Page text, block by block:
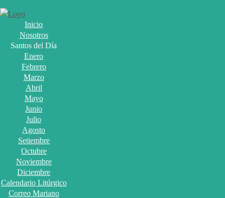
Inicio
Nosotros
Santos del Día
Enero
Febrero
Marzo
Abril
Mayo
Junio
Julio
Agosto
Setiembre
Octubre
Noviembre
Diciembre
Calendario Litúrgico
Correo Mariano